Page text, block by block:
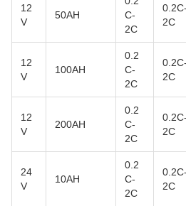
12
V
50AH
C-
2C
0.2C-
2C
12
V
100AH
0.2
C-
2C
0.2C-
2C
12
V
200AH
0.2
C-
2C
0.2C-
2C
24
V
10AH
0.2
C-
2C
0.2C-
2C